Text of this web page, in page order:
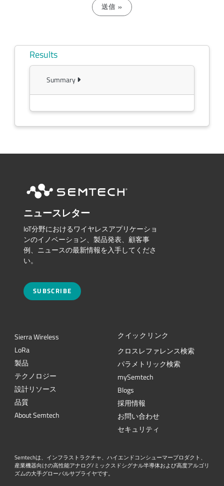
送信
Results
Summary
ニュースレター
IoT分野におけるワイヤレスアプリケーショ
ンのイノベーション、製品発表、顧客事
例、ニュースの最新情報を入手してくださ
い。
SUBSCRIBE
Sierra Wireless
LoRa
製品
テクノロジー
設計リソース
品質
About Semtech
クイックリンク
クロスレファレンス検索
パラメトリック検索
mySemtech
Blogs
採用情報
お問い合わせ
セキュリティ
Semtechは、インフラストラクチャ、ハイエンドコンシューマープロダクト、
産業機器向けの高性能アナログ/ミックスドシグナル半導体および高度アルゴリ
ズムの大手グローバルサプライヤです。